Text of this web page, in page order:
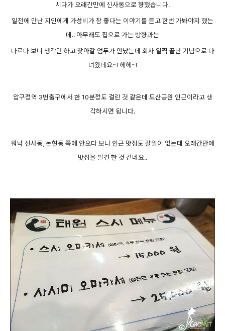
시다가 오래간만에 신사동으로 향했습니다.
일전에 만난 지인에게 가성비가 참 좋다는 이야기를 듣고 한번 가봐야지 했는
데.. 아무래도 집으로 가는 방향과는
다르다 보니 생각만 하고 찾아갈 엄두가 안났는데 회사 일찍 끝난 기념으로 다
녀왔네요~! 헤헤~!
압구정역 3번출구에서 한 10분정도 걸린 것 같은데 도산공원 인근이라고 생
각하시면 됩니다.
워낙 신사동, 논현동 쪽에 안오다 보니 인근 맛집도 갈일이 없는데 오래간만에
맛집을 발견 한 것 같네요..